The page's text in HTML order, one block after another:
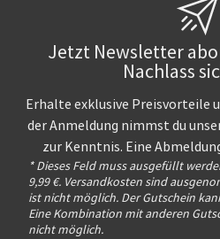
Jetzt Newsletter
Nachlass
Erhalte exklusive Preisvorteile
der Anmeldung nimmst du
zur Kenntnis. Eine
* Dieses Feld muss ausgefüllt
9,99 €. Versandkosten sind
ist nicht möglich. Der Gutschein
Eine Kombination mit anderen
nicht möglich.